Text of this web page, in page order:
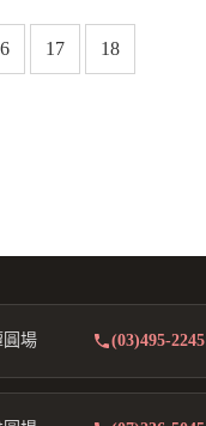
17 18
圓場 (03)495-2245